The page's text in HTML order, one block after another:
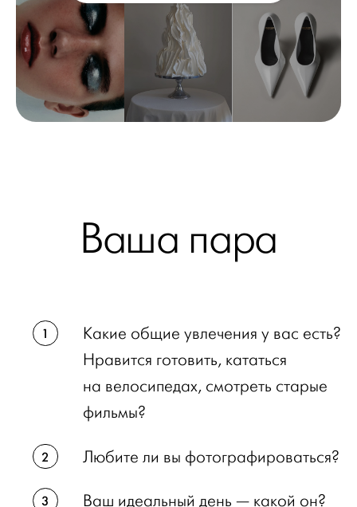
Ваша пара
Какие общие увлечения у вас есть?
Нравится готовить, кататься
на велосипедах, смотреть старые
фильмы?
Любите ли вы фотографироваться?
Ваш идеальный день — какой он?